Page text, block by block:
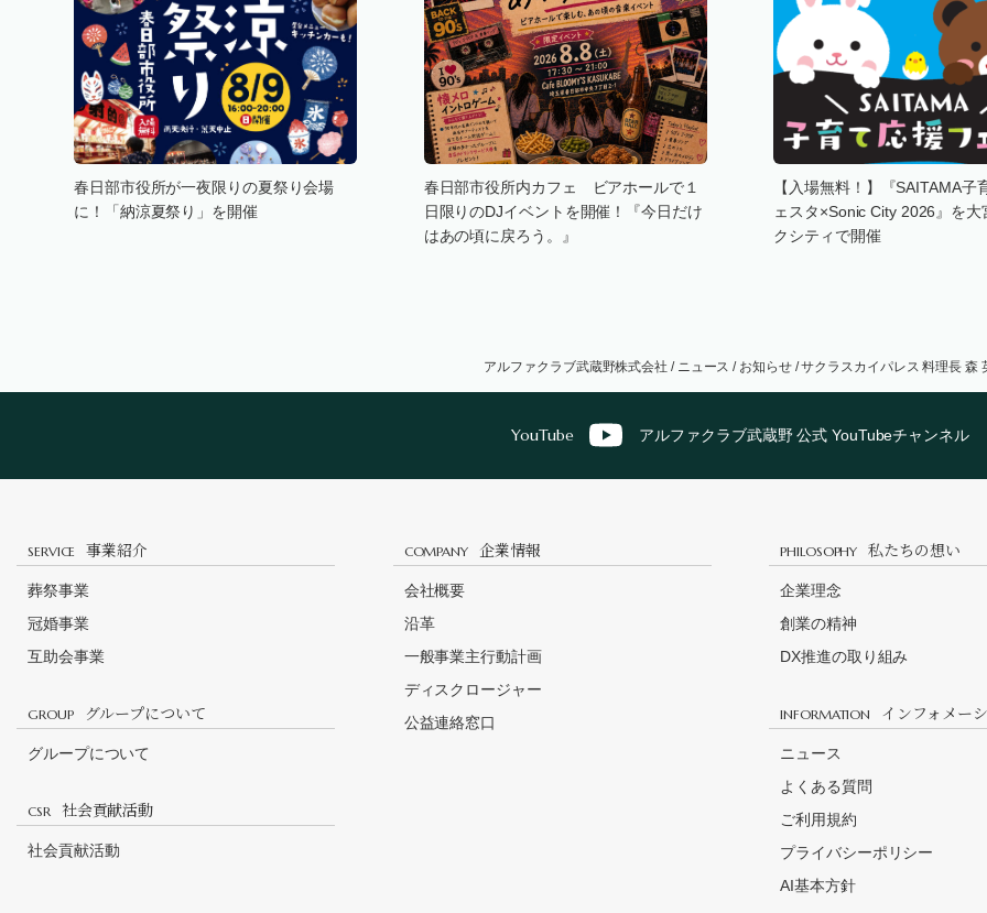
春日部市役所が一夜限りの夏祭り会場
に！「納涼夏祭り」を開催
春日部市役所内カフェ ビアホールで１
日限りのDJイベントを開催！『今日だけ
はあの頃に戻ろう。』
【入場無料！】『SAITAMA子
ェスタ×Sonic City 2026』を大
クシティで開催
アルファクラブ武蔵野株式会社 / ニュース / お知らせ/サクラスカイパレス 料理長 森
YouTube アルファクラブ武蔵野 公式 YouTubeチャンネル
SERVICE 事業紹介
葬祭事業
冠婚事業
互助会事業
GROUP グループについて
グループについて
CSR 社会貢献活動
社会貢献活動
COMPANY 企業情報
会社概要
沿革
一般事業主行動計画
ディスクロージャー
公益連絡窓口
PHILOSOPHY 私たちの想い
企業理念
創業の精神
DX推進の取り組み
INFORMATION インフォメー
ニュース
よくある質問
ご利用規約
プライバシーポリシー
AI基本方針